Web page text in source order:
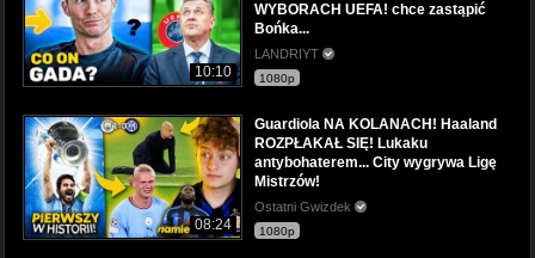
10:10
WYBORACH UEFA! chce zastąpić
Bońka...
LANDRIYT
1080p
08:24
Guardiola NA KOLANACH! Haaland
ROZPŁAKAŁ SIĘ! Lukaku
antybohaterem... City wygrywa Ligę
Mistrzów!
Ostatni Gwizdek
1080p